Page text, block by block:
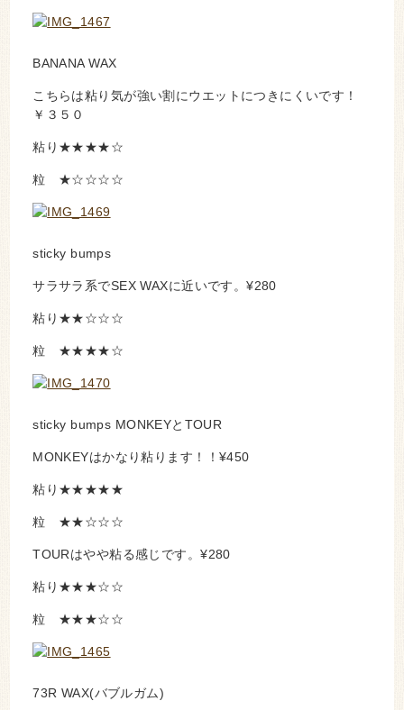
BANANA WAX
こちらは粘り気が強い割にウエットにつきにくいです！
￥３５０
粘り★★★★☆
粒 ★☆☆☆☆
sticky bumps
サラサラ系でSEX WAXに近いです。¥280
粘り★★☆☆☆
粒 ★★★★☆
sticky bumps MONKEYとTOUR
MONKEYはかなり粘ります！！¥450
粘り★★★★★
粒 ★★☆☆☆
TOURはやや粘る感じです。¥280
粘り★★★☆☆
粒 ★★★☆☆
73R WAX(バブルガム)